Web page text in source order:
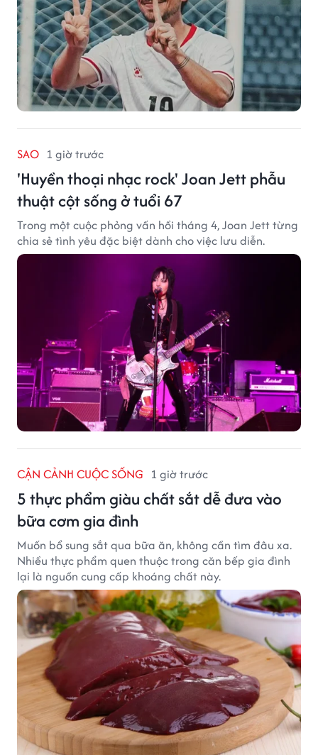
SAO 1 giờ trước
'Huyền thoại nhạc rock' Joan Jett phẫu
thuật cột sống ở tuổi 67
Trong một cuộc phỏng vấn hồi tháng 4, Joan Jett từng
chia sẻ tình yêu đặc biệt dành cho việc lưu diễn.
CẬN CẢNH CUỘC SỐNG 1 giờ trước
5 thực phẩm giàu chất sắt dễ đưa vào
bữa cơm gia đình
Muốn bổ sung sắt qua bữa ăn, không cần tìm đâu xa.
Nhiều thực phẩm quen thuộc trong căn bếp gia đình
lại là nguồn cung cấp khoáng chất này.